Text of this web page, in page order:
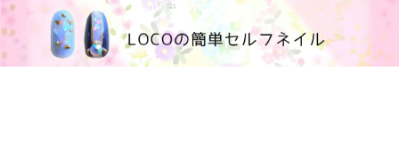
100均大好きママブログ